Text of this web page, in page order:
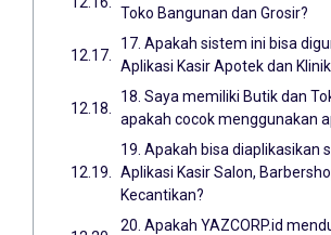
Toko Bangunan dan Grosir?
17. Apakah sistem ini bisa
Aplikasi Kasir Apotek dan
18. Saya memiliki Butik dan
apakah cocok menggunakan
19. Apakah bisa diaplikasikan
Aplikasi Kasir Salon,
Kecantikan?
20. Apakah YAZCORP.id